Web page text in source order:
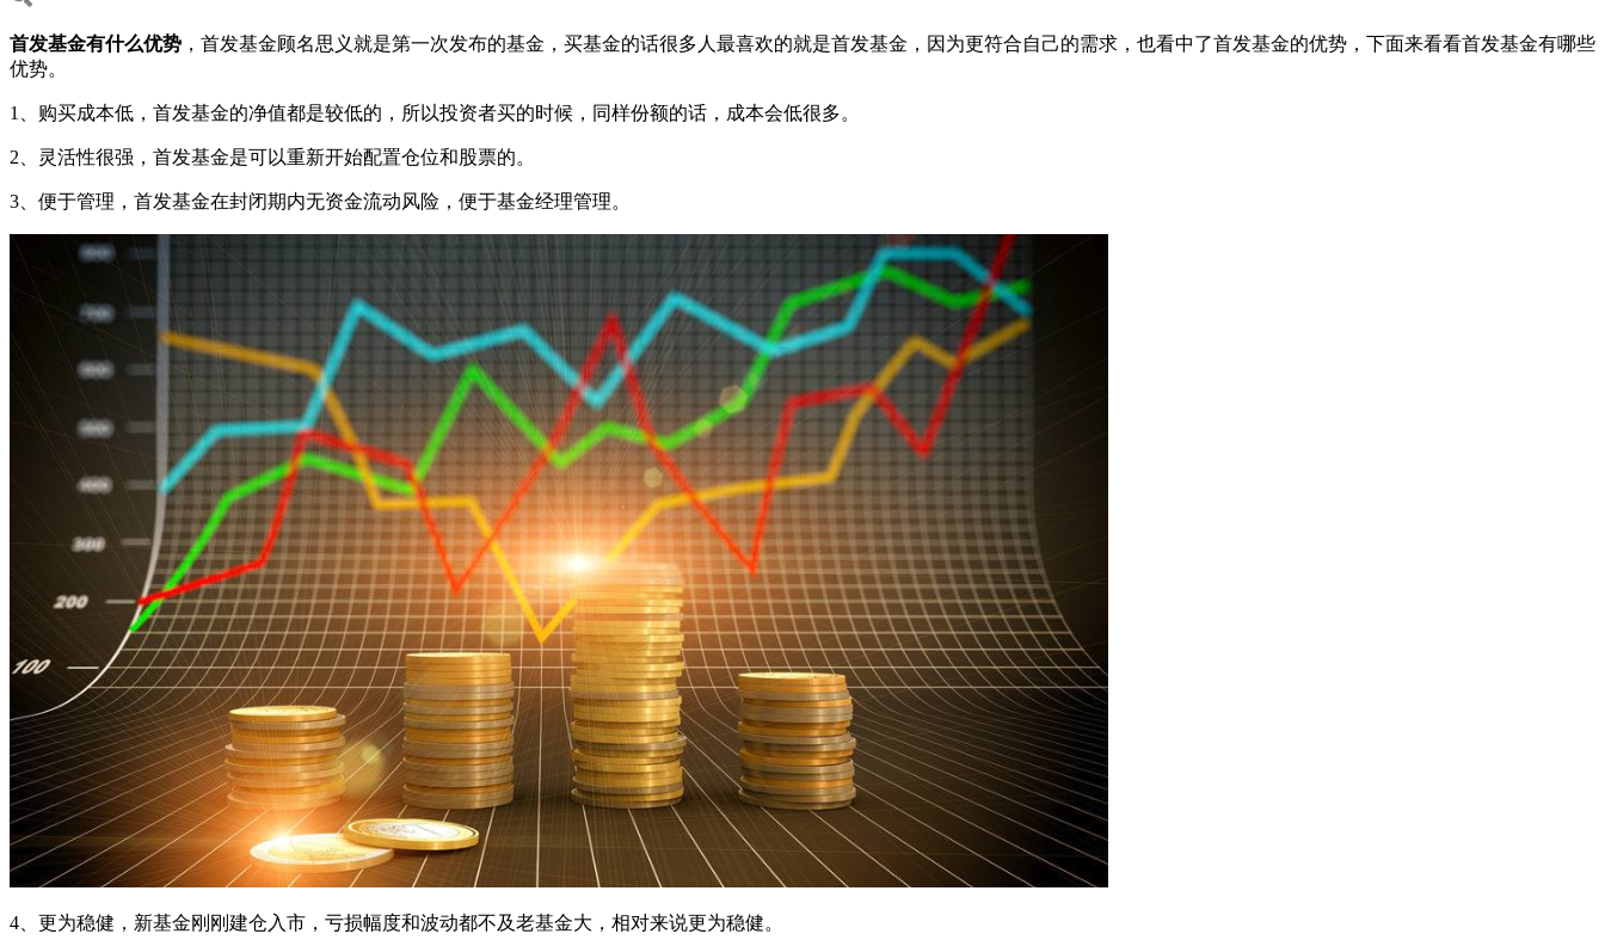
首发基金有什么优势 ，首发基金顾名思义就是第一次发布的基金，买基金的话很多人最喜欢的就是首发基金，因为更符合自己的需求，也看中了首发基金的优势，下面来看看首发基金有哪些
优势。
1、购买成本低，首发基金的净值都是较低的，所以投资者买的时候，同样份额的话，成本会低很多。
2、灵活性很强，首发基金是可以重新开始配置仓位和股票的。
3、便于管理，首发基金在封闭期内无资金流动风险，便于基金经理管理。
4、更为稳健，新基金刚刚建仓入市，亏损幅度和波动都不及老基金大，相对来说更为稳健。